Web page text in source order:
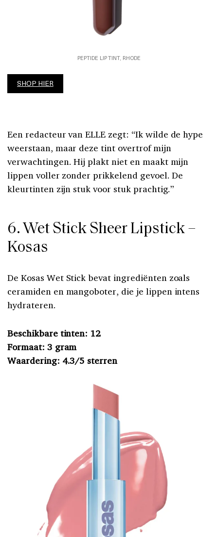
PEPTIDE LIP TINT, RHODE
SHOP HIER
Een redacteur van ELLE zegt: “Ik wilde de hype
weerstaan, maar deze tint overtrof mijn
verwachtingen. Hij plakt niet en maakt mijn
lippen voller zonder prikkelend gevoel. De
kleurtinten zijn stuk voor stuk prachtig.”
6. Wet Stick Sheer Lipstick –
Kosas
De Kosas Wet Stick bevat ingrediënten zoals
ceramiden en mangoboter, die je lippen intens
hydrateren.
Beschikbare tinten: 12
Formaat: 3 gram
Waardering: 4.3/5 sterren